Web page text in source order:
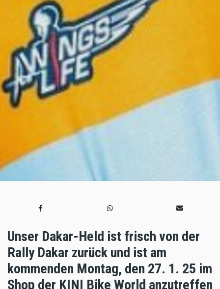
Unser Dakar-Held ist frisch von der
Rally Dakar zurück und ist am
kommenden Montag, den 27. 1. 25 im
Shop der KINI Bike World anzutreffen